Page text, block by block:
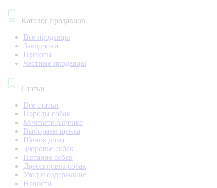
Каталог продавцов
Все продавцы
Заводчики
Приюты
Частные продавцы
Статьи
Все статьи
Породы собак
Мечтаете о щенке
Выбираем щенка
Щенок дома
Здоровье собак
Питание собак
Дрессировка собак
Уход и содержание
Новости